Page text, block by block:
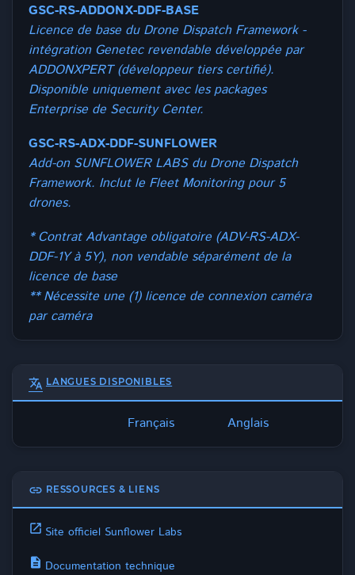
GSC-RS-ADDONX-DDF-BASE
Licence de base du Drone Dispatch Framework -
intégration Genetec revendable développée par
ADDONXPERT (développeur tiers certifié).
Disponible uniquement avec les packages
Enterprise de Security Center.
GSC-RS-ADX-DDF-SUNFLOWER
Add-on SUNFLOWER LABS du Drone Dispatch
Framework. Inclut le Fleet Monitoring pour 5
drones.
* Contrat Advantage obligatoire (ADV-RS-ADX-
DDF-1Y à 5Y), non vendable séparément de la
licence de base
** Nécessite une (1) licence de connexion caméra
par caméra
translate LANGUES DISPONIBLES
Français Anglais
link RESSOURCES & LIENS
open_in_new Site officiel Sunflower Labs
description Documentation technique